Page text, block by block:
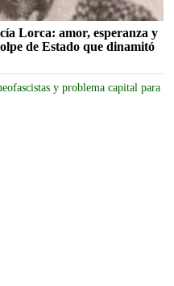
Lorca: amor, esperanza y
de Estado que dinamitó